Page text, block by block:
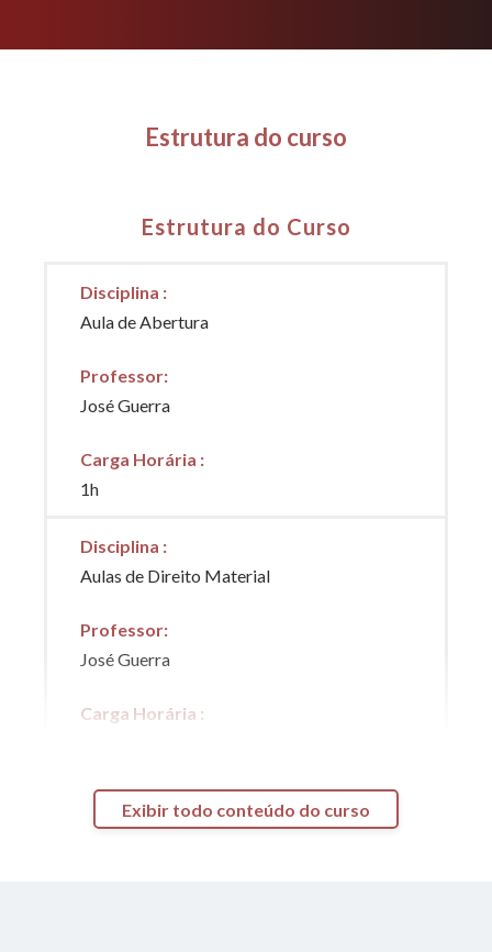
Estrutura do curso
Estrutura do Curso
Disciplina :
Aula de Abertura
Professor:
José Guerra
Carga Horária :
1h
Disciplina :
Aulas de Direito Material
Professor:
José Guerra
Carga Horária :
Disciplina
Aulas de Peças Processuais e Laboratório
Exibir todo conteúdo do curso